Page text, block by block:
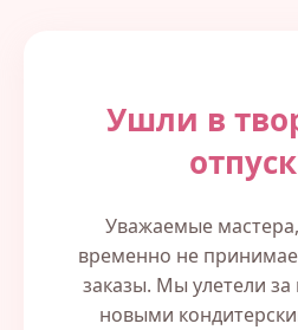
Ушли в
Уважаемые
временно не
заказы. Мы улетели
новыми